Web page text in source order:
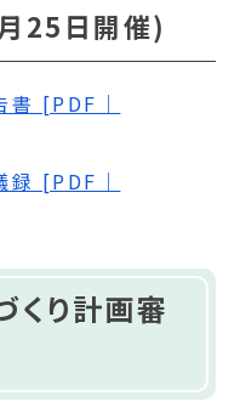
日開催)
書 [PDF｜
録 [PDF｜
くり計画審